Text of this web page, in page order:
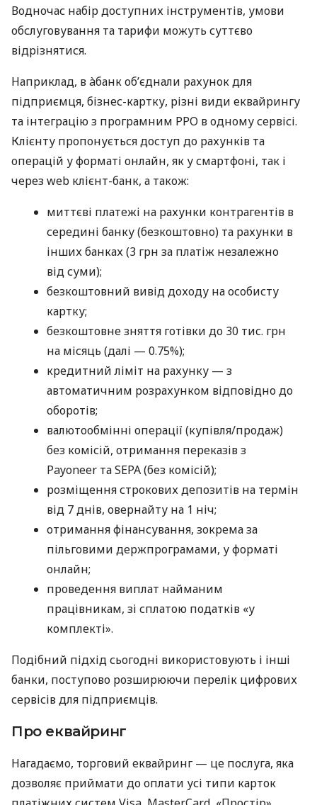
Водночас набір доступних інструментів, умови
обслуговування та тарифи можуть суттєво
відрізнятися.
Наприклад, в àбанк об’єднали рахунок для
підприємця, бізнес-картку, різні види еквайрингу
та інтеграцію з програмним РРО в одному сервісі.
Клієнту пропонується доступ до рахунків та
операцій у форматі онлайн, як у смартфоні, так і
через web клієнт-банк, а також:
миттєві платежі на рахунки контрагентів в
середині банку (безкоштовно) та рахунки в
інших банках (3 грн за платіж незалежно
від суми);
безкоштовний вивід доходу на особисту
картку;
безкоштовне зняття готівки до 30 тис. грн
на місяць (далі — 0.75%);
кредитний ліміт на рахунку — з
автоматичним розрахунком відповідно до
оборотів;
валютообмінні операції (купівля/продаж)
без комісій, отримання переказів з
Payoneer та SEPA (без комісій);
розміщення строкових депозитів на термін
від 7 днів, овернайту на 1 ніч;
отримання фінансування, зокрема за
пільговими держпрограмами, у форматі
онлайн;
проведення виплат найманим
працівникам, зі сплатою податків «у
комплекті».
Подібний підхід сьогодні використовують і інші
банки, поступово розширюючи перелік цифрових
сервісів для підприємців.
Про еквайринг
Нагадаємо, торговий еквайринг — це послуга, яка
дозволяє приймати до оплати усі типи карток